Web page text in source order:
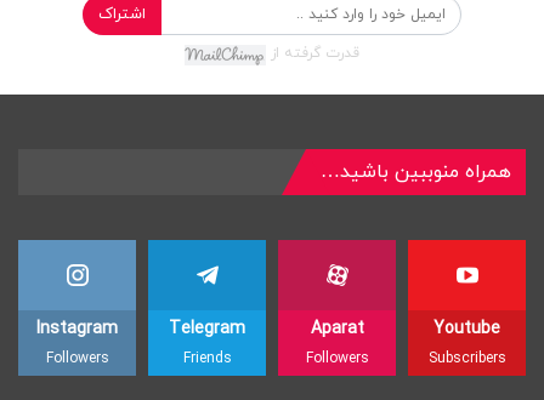
اشتراک
قدرت گرفته از
همراه منوببین باشید…
Youtube
Subscribers
Aparat
Followers
Telegram
Friends
Instagram
Followers